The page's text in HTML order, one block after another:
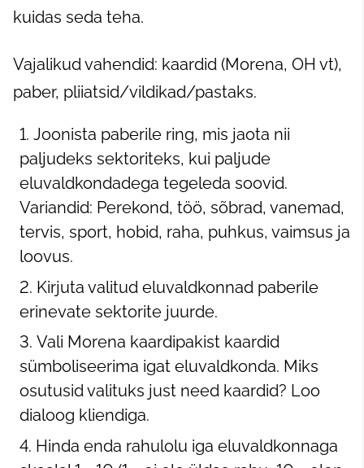
kuidas seda teha.
Vajalikud vahendid: kaardid (Morena, OH vt),
paber, pliiatsid/vildikad/pastaks.
Joonista paberile ring, mis jaota nii
paljudeks sektoriteks, kui paljude
eluvaldkondadega tegeleda soovid.
Variandid: Perekond, töö, sõbrad, vanemad,
tervis, sport, hobid, raha, puhkus, vaimsus ja
loovus.
Kirjuta valitud eluvaldkonnad paberile
erinevate sektorite juurde.
Vali Morena kaardipakist kaardid
sümboliseerima igat eluvaldkonda. Miks
osutusid valituks just need kaardid? Loo
dialoog kliendiga.
Hinda enda rahulolu iga eluvaldkonnaga